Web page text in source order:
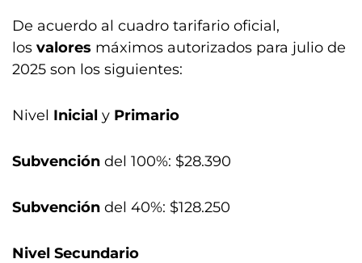
De acuerdo al cuadro tarifario oficial,
los valores máximos autorizados para julio de
2025 son los siguientes:
Nivel Inicial y Primario
Subvención del 100%: $28.390
Subvención del 40%: $128.250
Nivel Secundario